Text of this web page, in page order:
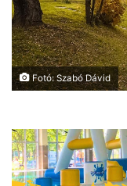
Fotó: Szabó Dávid